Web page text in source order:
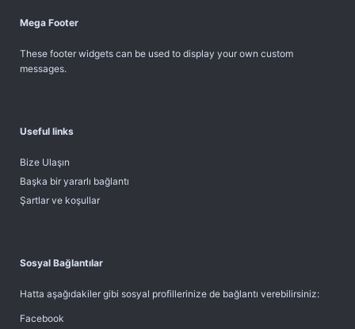
Mega Footer
These footer widgets can be used to display your own custom
messages.
Useful links
Bize Ulaşın
Başka bir yararlı bağlantı
Şartlar ve koşullar
Sosyal Bağlantılar
Hatta aşağıdakiler gibi sosyal profillerinize de bağlantı verebilirsiniz:
Facebook